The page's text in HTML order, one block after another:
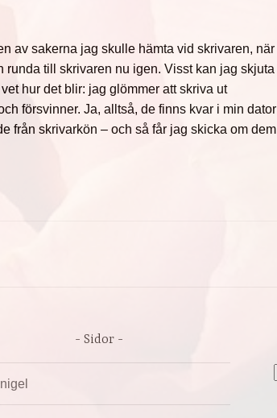
av sakerna jag skulle hämta vid skrivaren, när
runda till skrivaren nu igen. Visst kan jag skjuta
hur det blir: jag glömmer att skriva ut
försvinner. Ja, alltså, de finns kvar i min dator
från skrivarkön – och så får jag skicka om dem
Sidor